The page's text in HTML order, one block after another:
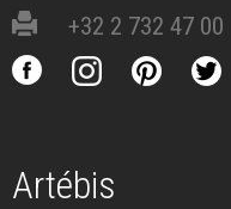
+32 2 732 47 00
Artébis